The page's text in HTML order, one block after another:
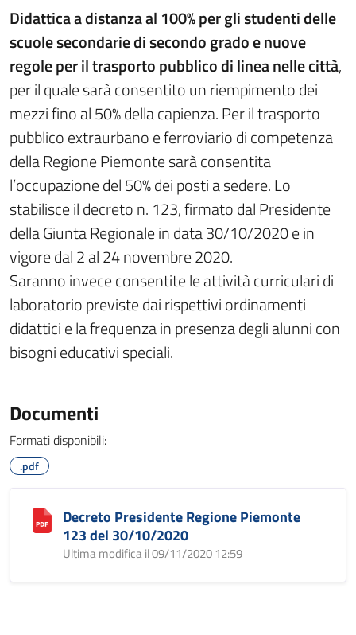
Didattica a distanza al 100% per gli studenti delle
scuole secondarie di secondo gradoe nuove
regole per il trasporto pubblico di linea nelle città,
per il quale sarà consentito un riempimento dei
mezzi fino al 50% della capienza. Per il trasporto
pubblico extraurbano e ferroviario di competenza
della Regione Piemonte sarà consentita
l’occupazione del 50% dei posti a sedere. Lo
stabilisce il decreto n. 123, firmato dal Presidente
della Giunta Regionale in data 30/10/2020 e in
vigore dal 2 al 24 novembre 2020.
Saranno invece consentite le attività curriculari di
laboratorio previste dai rispettivi ordinamenti
didattici e la frequenza in presenza degli alunni con
bisogni educativi speciali.
Documenti
Formati disponibili:
.pdf
Decreto Presidente Regione Piemonte
123 del 30/10/2020
Ultima modifica il 09/11/2020 12:59